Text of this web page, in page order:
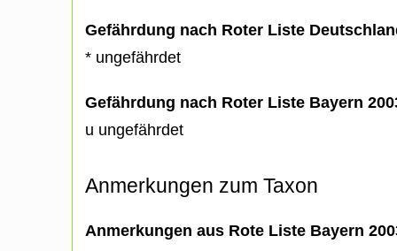
Gefährdung nach Roter Liste
* ungefährdet
Gefährdung nach Roter Liste Bayern
u ungefährdet
Anmerkungen zum Taxon
Anmerkungen aus Rote Liste Bayern